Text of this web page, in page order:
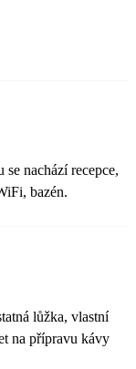
nachází recepce,
bazén.
lůžka, vlastní
na přípravu kávy